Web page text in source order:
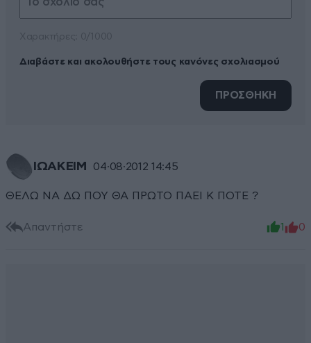
Διαβάστε και ακολουθήστε τους κανόνες σχολιασμού
ΠΡΟΣΘΗΚΗ
ΙΩΑΚΕΙΜ 04·08·2012 14:45
ΘΕΛΩ ΝΑ ΔΩ ΠΟΥ ΘΑ ΠΡΩΤΟ ΠΑΕΙ Κ ΠΟΤΕ ?
Απαντήστε 1 0